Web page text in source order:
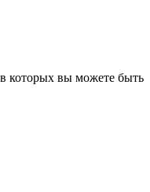
которых вы можете быть